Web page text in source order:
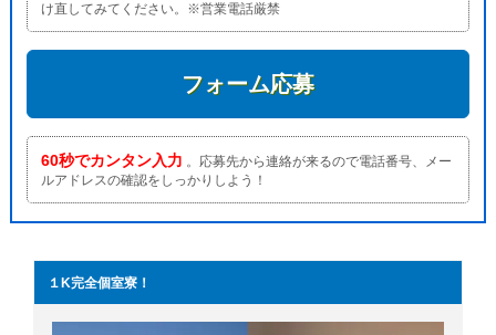
け直してみてください。※営業電話厳禁
フォーム応募
60秒でカンタン入力 。応募先から連絡が来るので電話番号、メー
ルアドレスの確認をしっかりしよう！
１K完全個室寮！